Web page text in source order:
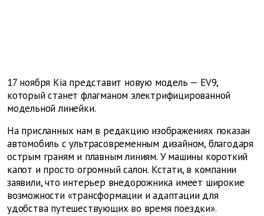
17 ноября Kia представит новую модель — EV9,
который станет флагманом электрифицированной
модельной линейки.
На присланных нам в редакцию изображениях показан
автомобиль с ультрасовременным дизайном, благодаря
острым граням и плавным линиям. У машины короткий
капот и просто огромный салон. Кстати, в компании
заявили, что интерьер внедорожника имеет широкие
возможности «трансформации и адаптации для
удобства путешествующих во время поездки».